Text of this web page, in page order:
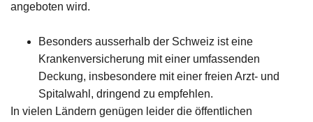
angeboten wird.
Besonders ausserhalb der Schweiz ist eine
Krankenversicherung mit einer umfassenden
Deckung, insbesondere mit einer freien Arzt- und
Spitalwahl, dringend zu empfehlen.
In vielen Ländern genügen leider die öffentlichen